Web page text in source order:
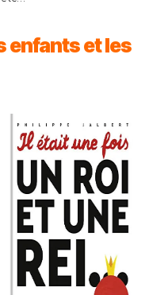
enfants et les